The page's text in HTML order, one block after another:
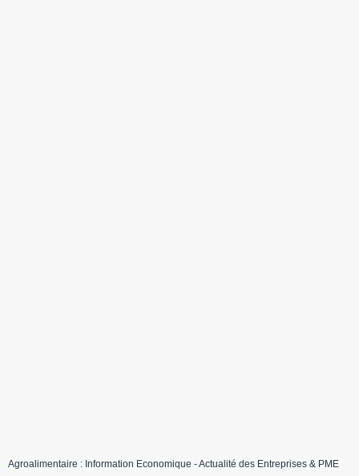
Agroalimentaire : Information Economique - Actualité des Entreprises & PME